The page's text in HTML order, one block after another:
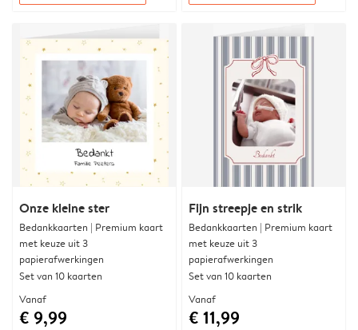
Onze kleine ster
Bedankkaarten | Premium kaart
met keuze uit 3
papierafwerkingen
Set van 10 kaarten
Vanaf
€ 9,99
Fijn streepje en strik
Bedankkaarten | Premium kaart
met keuze uit 3
papierafwerkingen
Set van 10 kaarten
Vanaf
€ 11,99